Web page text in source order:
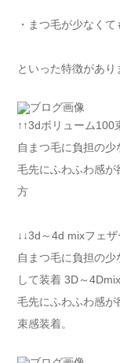
・まつ毛が少なく
といった特徴があり
↑↑3dボリューム100
自まつ毛に負担の
毛先にふわふわ感
方
↓↓3d～4d mixフェ
自まつ毛に負担の
して装着 3D～4Dmix
毛先にふわふわ感
束感装着。